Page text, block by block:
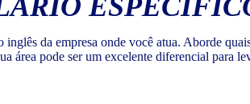
da empresa onde você atua. Aborde
área pode ser um excelente diferencial para